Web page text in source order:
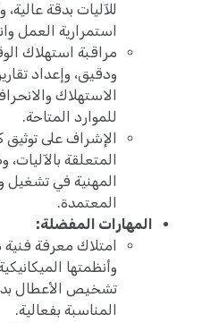
للآليات بدقة
استمرارية العمل
مراقبة استهلاك
ودقيق، وإعداد
الاستهلاك
للموارد المتاحة.
الإشراف على توثيق
المتعلقة
المهنية في تشغيل
المعتمدة.
المهارات المفضلة:
امتلاك معرفة فنية
وأنظمتها
تشخيص الأعطال
المناسبة بفعالية.